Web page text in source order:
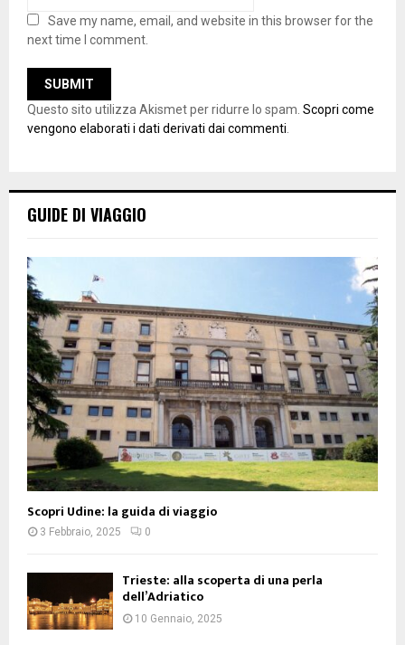
Save my name, email, and website in this browser for the
next time I comment.
Questo sito utilizza Akismet per ridurre lo spam. Scopri come
vengono elaborati i dati derivati dai commenti
GUIDE DI VIAGGIO
Scopri Udine: la guida di viaggio
3 Febbraio, 2025 0
Trieste: alla scoperta di una perla
dell’Adriatico
10 Gennaio, 2025